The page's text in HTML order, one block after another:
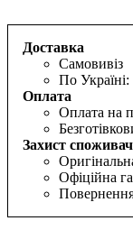
Доставка
Самовивіз
По Україні:
Оплата
Оплата на
Захист
Офіційна
Повернення